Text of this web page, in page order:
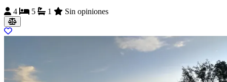
4
5 1 Sin opiniones